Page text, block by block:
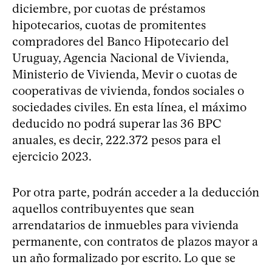
diciembre, por cuotas de préstamos
hipotecarios, cuotas de promitentes
compradores del Banco Hipotecario del
Uruguay, Agencia Nacional de Vivienda,
Ministerio de Vivienda, Mevir o cuotas de
cooperativas de vivienda, fondos sociales o
sociedades civiles. En esta línea, el máximo
deducido no podrá superar las 36 BPC
anuales, es decir, 222.372 pesos para el
ejercicio 2023.
Por otra parte, podrán acceder a la deducción
aquellos contribuyentes que sean
arrendatarios de inmuebles para vivienda
permanente, con contratos de plazos mayor a
un año formalizado por escrito. Lo que se